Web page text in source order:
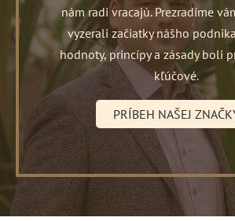
nám radi vracajú. Prezradíme
vyzerali začiatky nášho
hodnoty, princípy a zásady boli
kľúčové.
PRÍBEH NAŠEJ